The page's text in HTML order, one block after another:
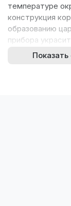
температуре
конструкция
образованию
прибора
беседки.
на
Оснащен
Работает
Возможно